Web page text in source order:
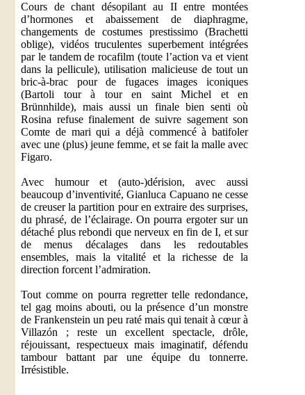
Cours de chant désopilant au II entre montées
d’hormones et abaissement de diaphragme,
changements de costumes prestissimo (Brachetti
oblige), vidéos truculentes superbement intégrées
par le tandem de rocafilm (toute l’action va et vient
dans la pellicule), utilisation malicieuse de tout un
bric-à-brac pour de fugaces images iconiques
(Bartoli tour à tour en saint Michel et en
Brünnhilde), mais aussi un finale bien senti où
Rosina refuse finalement de suivre sagement son
Comte de mari qui a déjà commencé à batifoler
avec une (plus) jeune femme, et se fait la malle avec
Figaro.
Avec humour et (auto-)dérision, avec aussi
beaucoup d’inventivité, Gianluca Capuano ne cesse
de creuser la partition pour en extraire des surprises,
du phrasé, de l’éclairage. On pourra ergoter sur un
détaché plus rebondi que nerveux en fin de I, et sur
de menus décalages dans les redoutables
ensembles, mais la vitalité et la richesse de la
direction forcent l’admiration.
Tout comme on pourra regretter telle redondance,
tel gag moins abouti, ou la présence d’un monstre
de Frankenstein un peu raté mais qui tenait à cœur à
Villazón ; reste un excellent spectacle, drôle,
réjouissant, respectueux mais imaginatif, défendu
tambour battant par une équipe du tonnerre.
Irrésistible.